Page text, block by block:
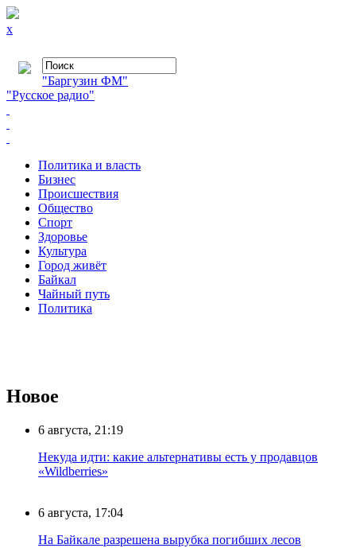
x
"Баргузин ФМ"
"Русское радио"
Политика и власть
Бизнес
Происшествия
Общество
Cпорт
Здоровье
Культура
Город живёт
Байкал
Чайный путь
Политика
Новое
6 августа, 21:19
Некуда идти: какие альтернативы есть у продавцов
«Wildberries»
6 августа, 17:04
На Байкале разрешена вырубка погибших лесов